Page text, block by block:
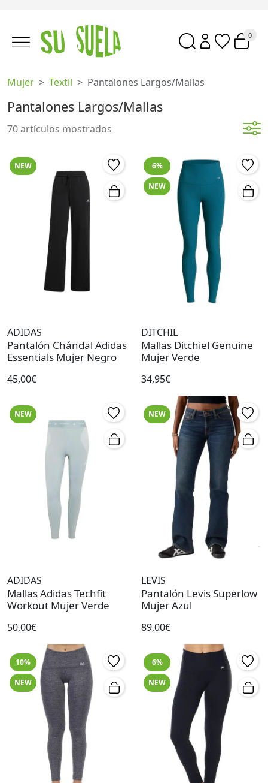
0
Mujer Textil Pantalones Largos/mallas
Pantalones Largos/Mallas
70 artículos mostrados
NEW
ADIDAS
Pantalón Chándal Adidas
Essentials Mujer Negro
45,00€
6%
NEW
DITCHIL
Mallas Ditchiel Genuine
Mujer Verde
34,95€
NEW
ADIDAS
Mallas Adidas Techfit
Workout Mujer Verde
50,00€
NEW
LEVIS
Pantalón Levis Superlow
Mujer Azul
89,00€
10%
NEW
6%
NEW